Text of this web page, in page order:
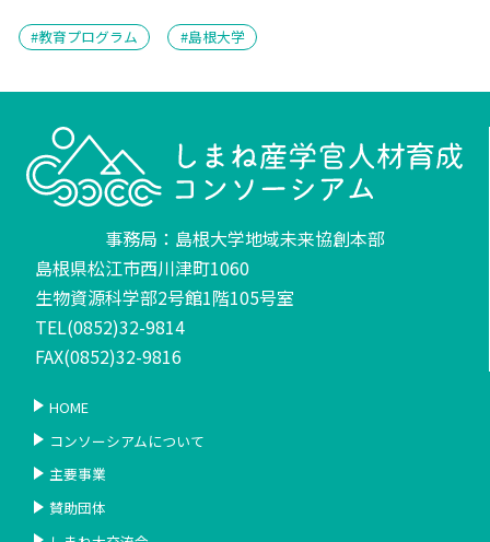
教育プログラム 島根大学
事務局：島根大学地域未来協創本部
島根県松江市西川津町1060
生物資源科学部2号館1階105号室
TEL(0852)32-9814
FAX(0852)32-9816
HOME
コンソーシアムについて
主要事業
賛助団体